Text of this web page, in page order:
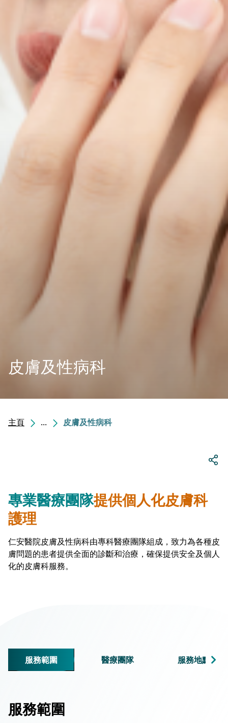
皮膚及性病科
主頁 ... 皮膚及性病科
專業醫療團隊提供個人化皮膚科
護理
仁安醫院皮膚及性病科由專科醫療團隊組成，致力為各種皮
膚問題的患者提供全面的診斷和治療，確保提供安全及個人
化的皮膚科服務。
服務範圍 醫療團隊 服務地點
服務範圍